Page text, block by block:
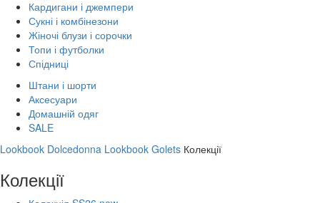
Кардигани і джемпери
Сукні і комбінезони
Жіночі блузи і сорочки
Топи і футболки
Спідниці
Штани і шорти
Аксесуари
Домашній одяг
SALE
Lookbook Dolcedonna Lookbook Golets Колекції
Колекції